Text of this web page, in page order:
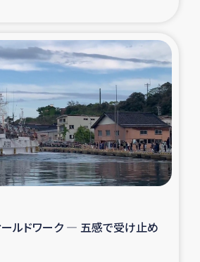
復興応援隊の活動
宅生活支援・農業復興支援
漁業復興支援
ーン・ボランティア日誌
ールドワーク ― 五感で受け止め